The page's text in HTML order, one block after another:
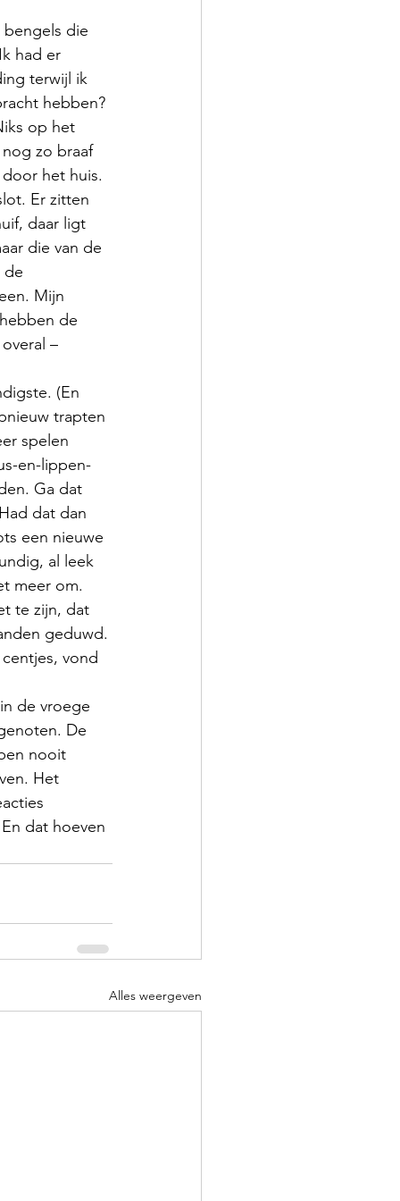
bengels die
had er
terwijl ik
hebben?
op het
zo braaf
het huis.
Er zitten
daar ligt
die van de
de
Mijn
de
–
(En
trapten
spelen
en-lippen-
Ga dat
dat dan
een nieuwe
al leek
meer om.
te zijn, dat
geduwd.
vond
De
nooit
Het
dat hoeven
Alles weergeven